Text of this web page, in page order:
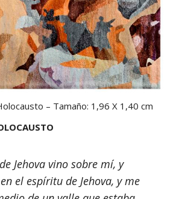
– Tamaño: 1,96 X 1,40 cm
Jehova vino sobre mí, y
el espíritu de Jehova, y me